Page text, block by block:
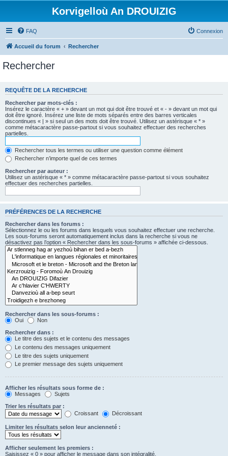
Korvigelloù An DROUIZIG
FAQ Connexion
Accueil du forum Rechercher
Rechercher
REQUÊTE DE LA RECHERCHE
Rechercher par mots-clés :
Insérez le caractère « + » devant un mot qui doit être trouvé et « - » devant un mot qui
doit être ignoré. Insérez une liste de mots séparés entre des barres verticales
discontinues « | » si seul un des mots doit être trouvé. Utilisez un astérisque « * »
comme métacaractère passe-partout si vous souhaitez effectuer des recherches
partielles.
Rechercher tous les termes ou utiliser une question comme élément
Rechercher n’importe quel de ces termes
Rechercher par auteur :
Utilisez un astérisque « * » comme métacaractère passe-partout si vous souhaitez
effectuer des recherches partielles.
PRÉFÉRENCES DE LA RECHERCHE
Rechercher dans les forums :
Sélectionnez le ou les forums dans lesquels vous souhaitez effectuer une recherche.
Les sous-forums seront automatiquement inclus dans la recherche si vous ne
désactivez pas l’option « Rechercher dans les sous-forums » affichée ci-dessous.
Rechercher dans les sous-forums :
Oui
Non
Rechercher dans :
Le titre des sujets et le contenu des messages
Le contenu des messages uniquement
Le titre des sujets uniquement
Le premier message des sujets uniquement
Afficher les résultats sous forme de :
Messages
Sujets
Trier les résultats par :
Croissant
Décroissant
Limiter les résultats selon leur ancienneté :
Afficher seulement les premiers :
Saisissez « 0 » pour afficher le message dans son intégralité.